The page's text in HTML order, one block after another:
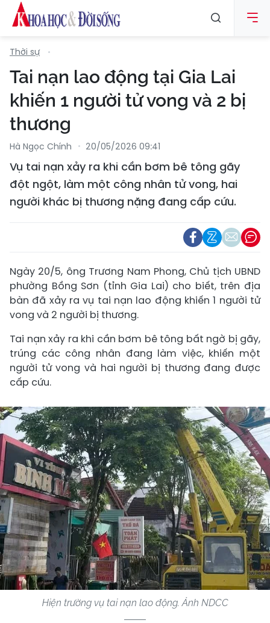
Thời sự
Tai nạn lao động tại Gia Lai
khiến 1 người tử vong và 2 bị
thương
Hà Ngọc Chính 20/05/2026 09:41
Vụ tai nạn xảy ra khi cần bơm bê tông gãy
đột ngột, làm một công nhân tử vong, hai
người khác bị thương nặng đang cấp cứu.
Ngày 20/5, ông Trương Nam Phong, Chủ tịch UBND
phường Bồng Sơn (tỉnh Gia Lai) cho biết, trên địa
bàn đã xảy ra vụ tai nạn lao động khiến 1 người tử
vong và 2 người bị thương.
Tai nạn xảy ra khi cần bơm bê tông bất ngờ bị gãy,
trúng các công nhân đang làm việc, khiến một
người tử vong và hai người bị thương đang được
cấp cứu.
Hiện trường vụ tai nạn lao động. Ảnh NDCC